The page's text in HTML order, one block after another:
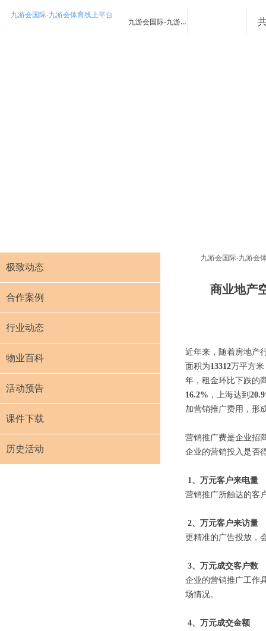
九游会国际-九游会体育线上平台
九游会国际-九游会体育线上平台
商业地产
近年来，随着房地产
面积为13312万平方
年，租金环比下跌的
16.2% ，上海达到
加营销推广费用，形
营销推广费是企业招
企业的营销投入是否
1、万元客户来电量
营销推广所触达的客
2、万元客户来访量
更精准的广告投放，
3、万元成交客户数
企业的营销推广工作
场情况。
4、万元成交金额
九游会国际-九游会
极致动态
合作案例
行业动态
物业百科
活动预告
课件下载
历史活动